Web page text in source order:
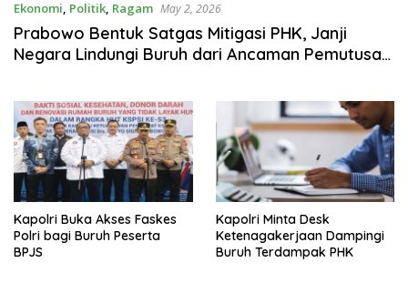
Ekonomi, Politik, Ragam May 2, 2026
Prabowo Bentuk Satgas Mitigasi PHK, Janji
Negara Lindungi Buruh dari Ancaman Pemutusan
Kapolri Buka Akses Faskes
Polri bagi Buruh Peserta
BPJS
Kapolri Minta Desk
Ketenagakerjaan Dampingi
Buruh Terdampak PHK